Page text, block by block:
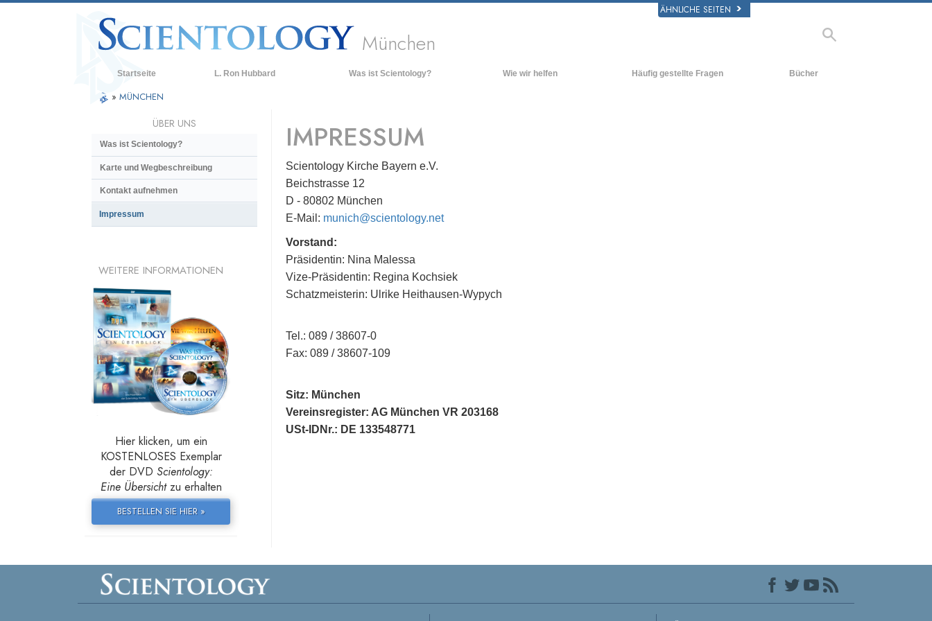
ÄHNLICHE SEITEN
München
Startseite L. Ron Hubbard Was ist Scientology?
Kodizes
sagen
Lernen Sie einen Scientologen kennen
Eine Einführung in die Dianetik
Liebe und Hass – Was ist Größe?
Wie wir helfen Häufig gestellte Fragen Bücher
» MÜNCHEN
IMPRESSUM
Scientology Kirche Bayern e.V.
Beichstrasse 12
D - 80802 München
E-Mail: munich@scientology.net
Vorstand:
Präsidentin: Nina Malessa
Vize-Präsidentin: Regina Kochsiek
Schatzmeisterin: Ulrike Heithausen-Wypych
Tel.: 089 / 38607-0
Fax: 089 / 38607-109
Sitz: München
Vereinsregister: AG München VR 203168
USt-IDNr.: DE 133548771
ÜBER UNS
Was ist Scientology?
Karte und Wegbeschreibung
Kontakt aufnehmen
Impressum
WEITERE INFORMATIONEN
Hier klicken, um ein
KOSTENLOSES Exemplar
der DVD Scientology:
Eine Übersichtzu erhalten
BESTELLEN SIE HIER »